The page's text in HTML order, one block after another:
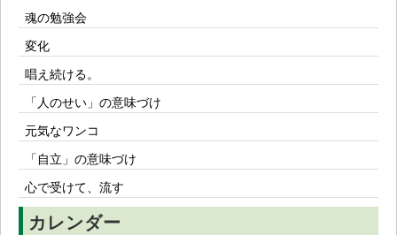
魂の勉強会
変化
唱え続ける。
「人のせい」の意味づけ
元気なワンコ
「自立」の意味づけ
心で受けて、流す
カレンダー